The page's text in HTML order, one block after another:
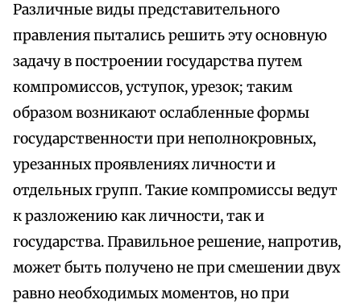
Различные виды представительного
правления пытались решить эту основную
задачу в построении государства путем
компромиссов, уступок, урезок; таким
образом возникают ослабленные формы
государственности при неполнокровных,
урезанных проявлениях личности и
отдельных групп. Такие компромиссы ведут
к разложению как личности, так и
государства. Правильное решение, напротив,
может быть получено не при смешении двух
равно необходимых моментов, но при